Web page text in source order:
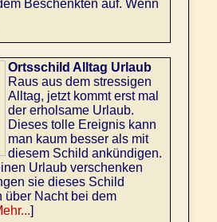
Beschenkten auf. Wenn
Ortsschild Alltag Urlaub
Raus aus dem stressigen
Alltag, jetzt kommt erst mal
der erholsame Urlaub.
Dieses tolle Ereignis kann
man kaum besser als mit
diesem Schild ankündigen.
Urlaub verschenken
sie dieses Schild
über Nacht bei dem
]